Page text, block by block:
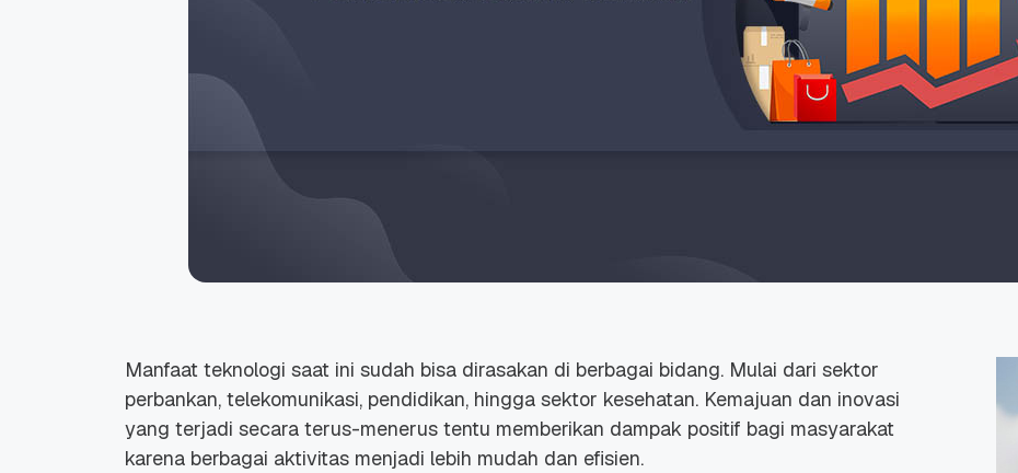
Manfaat teknologi saat ini sudah bisa dirasakan di berbagai bidang. Mulai dari sektor
perbankan, telekomunikasi, pendidikan, hingga sektor kesehatan. Kemajuan dan inovasi
yang terjadi secara terus-menerus tentu memberikan dampak positif bagi masyarakat
karena berbagai aktivitas menjadi lebih mudah dan efisien.